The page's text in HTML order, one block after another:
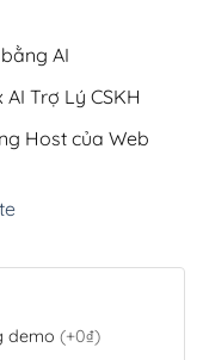
AI
Trợ Lý CSKH
Host của Web
demo (+0₫)